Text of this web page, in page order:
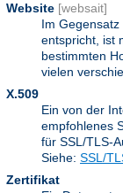
Website [websait]
Im Gegensatz
entspricht, ist
bestimmten
vielen
X.509
Ein von der
empfohlenes
für SSL/TLS-
Siehe: SSL/
Zertifikat